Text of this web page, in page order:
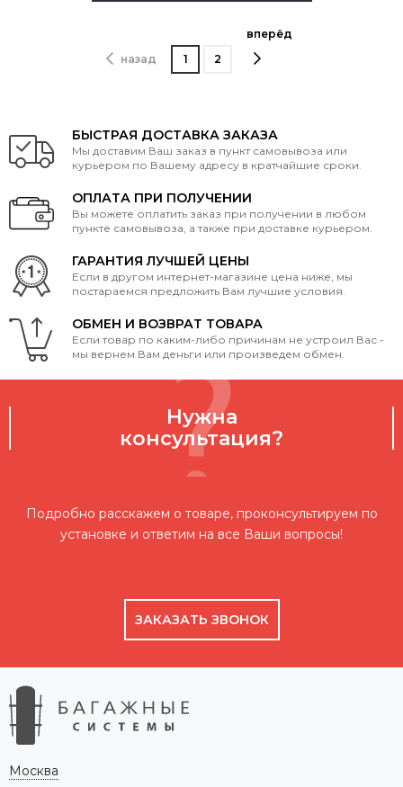
назад 1 2
вперёд
БЫСТРАЯ ДОСТАВКА ЗАКАЗА
Мы доставим Ваш заказ в пункт самовывоза или
курьером по Вашему адресу в кратчайшие сроки.
ОПЛАТА ПРИ ПОЛУЧЕНИИ
Вы можете оплатить заказ при получении в любом
пункте самовывоза, а также при доставке курьером.
ГАРАНТИЯ ЛУЧШЕЙ ЦЕНЫ
Если в другом интернет-магазине цена ниже, мы
постараемся предложить Вам лучшие условия.
ОБМЕН И ВОЗВРАТ ТОВАРА
Если товар по каким-либо причинам не устроил Вас -
мы вернем Вам деньги или произведем обмен.
Нужна
консультация?
Подробно расскажем о товаре, проконсультируем по
установке и ответим на все Ваши вопросы!
ЗАКАЗАТЬ ЗВОНОК
Москва